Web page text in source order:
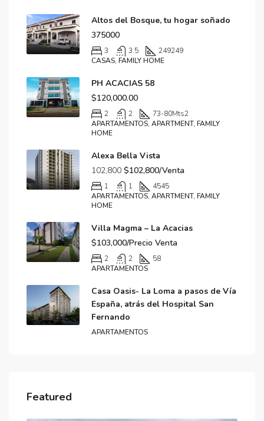
Altos del Bosque, tu hogar soñado
375000
3 3.5 249249
CASAS, FAMILY HOME
PH ACACIAS 58
$120,000.00
2 2 73-80Mts2
APARTAMENTOS, APARTMENT, FAMILY
HOME
Alexa Bella Vista
102,800 $102,800/Venta
1 1 4545
APARTAMENTOS, APARTMENT, FAMILY
HOME
Villa Magma – La Acacias
$103,000/Precio Venta
2 2
58
APARTAMENTOS
Casa Oasis- La Loma a pasos de Vía
España, atrás del Hospital San
Fernando
APARTAMENTOS
Featured